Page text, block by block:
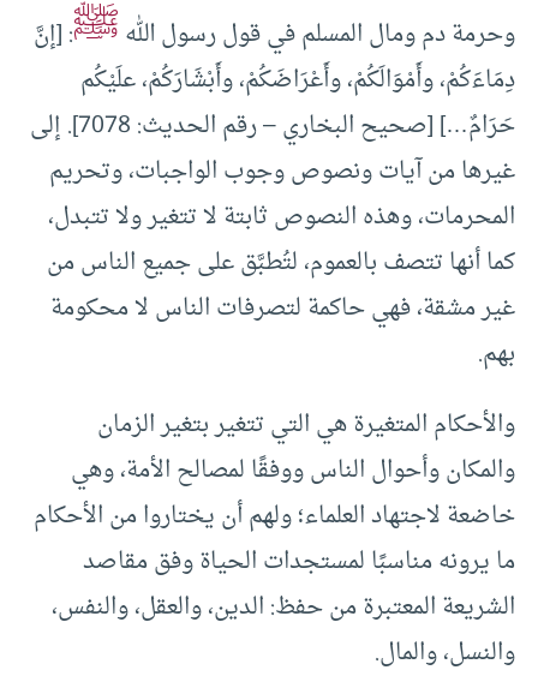
وحرمة دم ومال المسلم في قول رسول اللهﷺ: [إنَّ
دِمَاءَكُمْ، وأَمْوَالَكُمْ، وأَعْرَاضَكُمْ، وأَبْشَارَكُمْ، علَيْكُم
حَرَامٌ…] [صحيح البخاري – رقم الحديث: 7078]. إلى
غيرها من آيات ونصوص وجوب الواجبات، وتحريم
المحرمات، وهذه النصوص ثابتة لا تتغير ولا تتبدل،
كما أنها تتصف بالعموم، لتُطبَّق على جميع الناس من
غير مشقة، فهي حاكمة لتصرفات الناس لا محكومة
بهم.
والأحكام المتغيرة هي التي تتغير بتغير الزمان
والمكان وأحوال الناس ووفقًا لمصالح الأمة، وهي
خاضعة لاجتهاد العلماء؛ ولهم أن يختاروا من الأحكام
ما يرونه مناسبًا لمستجدات الحياة وفق مقاصد
الشريعة المعتبرة من حفظ: الدين، والعقل، والنفس،
والنسل، والمال.